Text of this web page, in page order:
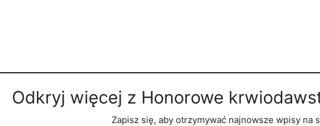
Odkryj więcej z Honorowe
Zapisz się, aby otrzymywać najnowsze wpisy na